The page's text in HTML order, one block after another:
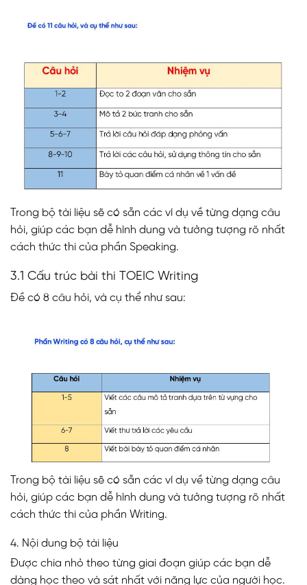
Trong bộ tài liệu sẽ có sẵn các ví dụ về từng dạng câu
hỏi, giúp các bạn dễ hình dung và tưởng tượng rõ nhất
cách thức thi của phần Speaking.
3.1 Cấu trúc bài thi TOEIC Writing
Đề có 8 câu hỏi, và cụ thể như sau:
Trong bộ tài liệu sẽ có sẵn các ví dụ về từng dạng câu
hỏi, giúp các bạn dễ hình dung và tưởng tượng rõ nhất
cách thức thi của phần Writing.
4. Nội dung bộ tài liệu
Được chia nhỏ theo từng giai đoạn giúp các bạn dễ
dàng học theo và sát nhất với năng lực của người học.